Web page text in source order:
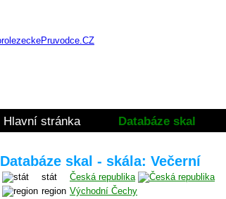
Hlavní stránka Databáze skal
Databáze skal - skála: Večerní
stát
Česká republika
region Východní Čechy